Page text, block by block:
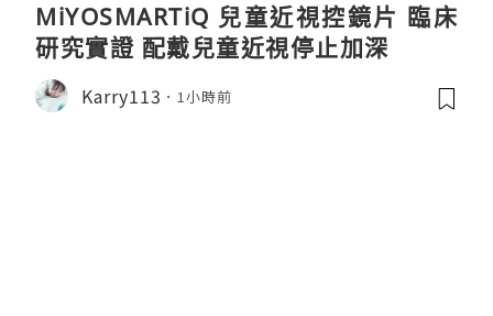
MiYOSMARTiQ 兒童近視控鏡片 臨床
研究實證 配戴兒童近視停止加深
Karry113 1小時前